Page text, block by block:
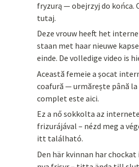
fryzurą — obejrzyj do końca.
tutaj.
Deze vrouw heeft het
staan met haar nieuwe
einde. De volledige video is
Această femeie a șocat
coafură — urmărește până
complet este aici.
Ez a nő sokkolta az
frizurájával – nézd meg a
itt található.
Den här kvinnan har